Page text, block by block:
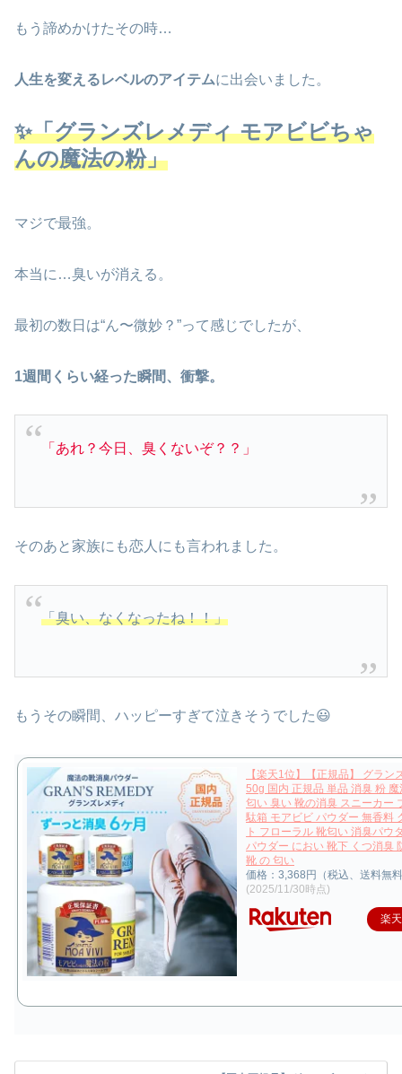
もう諦めかけたその時…
人生を変えるレベルのアイテムに出会いました。
✨「グランズレメディ モアビビちゃ
んの魔法の粉」
マジで最強。
本当に…臭いが消える。
最初の数日は“ん〜微妙？”って感じでしたが、
1週間くらい経った瞬間、衝撃。
「あれ？今日、臭くないぞ？？」
そのあと家族にも恋人にも言われました。
「臭い、なくなったね！！」
もうその瞬間、ハッピーすぎて泣きそうでした😃
【楽天1位】【正規品】 グラン
50g 国内 正規品 単品 消臭 粉
匂い 臭い 靴の消臭 スニーカー
駄箱 モアビビ パウダー 無香料
ト フローラル 靴匂い 消臭パウ
パウダー におい 靴下 くつ消臭
靴 の 匂い
価格：3,368円（税込、送料無
(2025/11/30時点)
楽